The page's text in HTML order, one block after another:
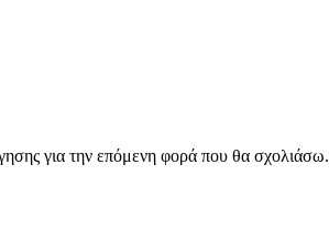
για την επόμενη φορά που θα σχολιάσω.